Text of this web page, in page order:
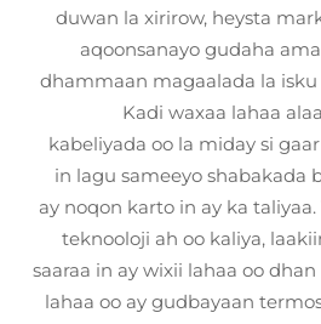
duwan la xirirow, heysta
aqoonsanayo gudaha
dhammaan magaalada la
Kadi waxaa lahaa
kabeliyada oo la miday si
in lagu sameeyo shabakada
ay noqon karto in ay ka
teknooloji ah oo kaliya,
saaraa in ay wixii lahaa oo
lahaa oo ay gudbayaan